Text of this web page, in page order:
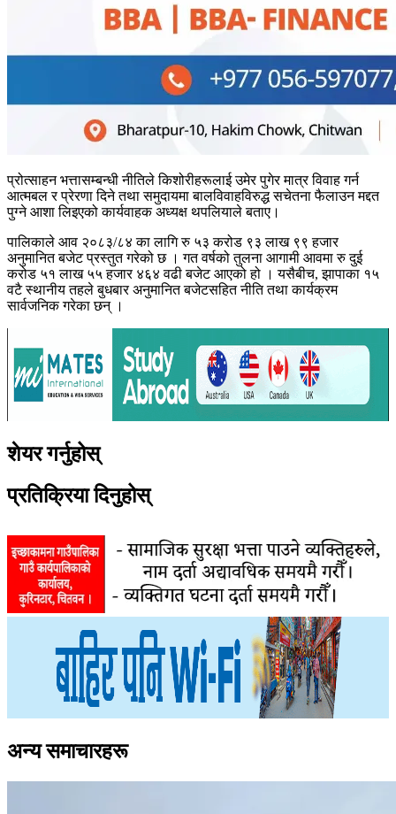
प्रोत्साहन भत्तासम्बन्धी नीतिले किशोरीहरूलाई उमेर पुगेर मात्र विवाह गर्न
आत्मबल र प्रेरणा दिने तथा समुदायमा बालविवाहविरुद्ध सचेतना फैलाउन मद्दत
पुग्ने आशा लिइएको कार्यवाहक अध्यक्ष थपलियाले बताए।
पालिकाले आव २०८३/८४ का लागि रु ५३ करोड ९३ लाख ९९ हजार
अनुमानित बजेट प्रस्तुत गरेको छ । गत वर्षको तुलना आगामी आवमा रु दुई
करोड ५१ लाख ५५ हजार ४६४ वढी बजेट आएको हो । यसैबीच, झापाका १५
वटै स्थानीय तहले बुधबार अनुमानित बजेटसहित नीति तथा कार्यक्रम
सार्वजनिक गरेका छन् ।
शेयर गर्नुहोस्
प्रतिक्रिया दिनुहोस्
अन्य समाचारहरू